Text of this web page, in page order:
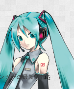
ガーの最新情報を